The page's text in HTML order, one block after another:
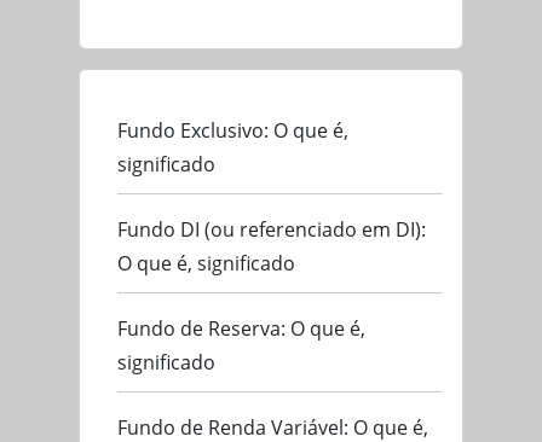
Fundo Exclusivo: O que é,
significado
Fundo DI (ou referenciado em DI):
O que é, significado
Fundo de Reserva: O que é,
significado
Fundo de Renda Variável: O que é,